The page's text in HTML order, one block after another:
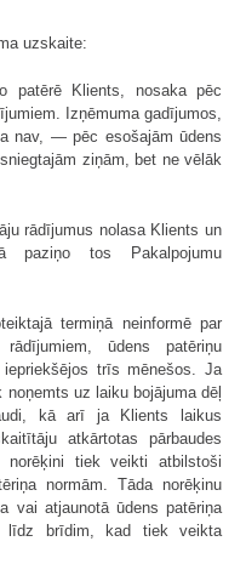
uzskaite:
patērē Klients, nosaka pēc
Izņēmuma gadījumos,
nav, — pēc esošajām ūdens
ziņām, bet ne vēlāk
rādījumus nolasa Klients un
paziņo tos Pakalpojumu
termiņā neinformē par
ūdens patēriņu
trīs mēnešos. Ja
uz laiku bojājuma dēļ
kā arī ja Klients laikus
atkārtotas pārbaudes
norēķini tiek veikti atbilstoši
normām. Tāda norēķinu
vai atjaunotā ūdens patēriņa
līdz brīdim, kad tiek veikta